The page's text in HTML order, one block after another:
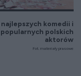
komedii i
polskich
aktorów
Fot. materiały prasowe